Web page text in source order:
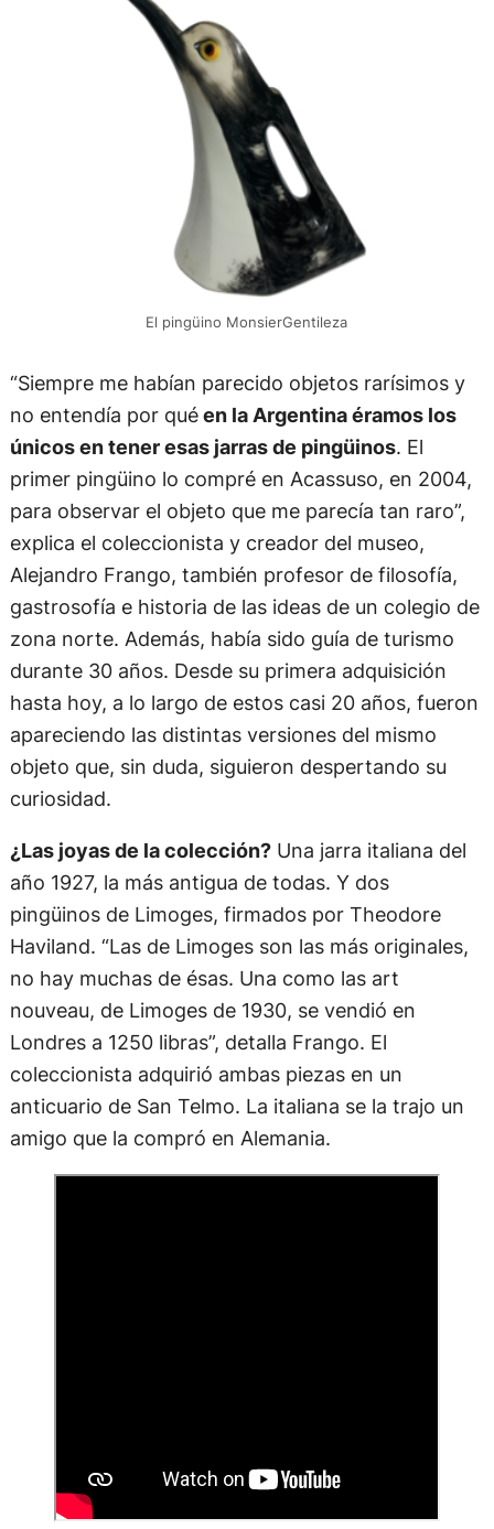
El pingüino MonsierGentileza
“Siempre me habían parecido objetos rarísimos y
no entendía por quéen la Argentina éramos los
únicos en tener esas jarras de pingüinos. El
primer pingüino lo compré en Acassuso, en 2004,
para observar el objeto que me parecía tan raro”,
explica el coleccionista y creador del museo,
Alejandro Frango, también profesor de filosofía,
gastrosofía e historia de las ideas de un colegio de
zona norte. Además, había sido guía de turismo
durante 30 años. Desde su primera adquisición
hasta hoy, a lo largo de estos casi 20 años, fueron
apareciendo las distintas versiones del mismo
objeto que, sin duda, siguieron despertando su
curiosidad.
¿Las joyas de la colección?Una jarra italiana del
año 1927, la más antigua de todas. Y dos
pingüinos de Limoges, firmados por Theodore
Haviland. “Las de Limoges son las más originales,
no hay muchas de ésas. Una como las art
nouveau, de Limoges de 1930, se vendió en
Londres a 1250 libras”, detalla Frango. El
coleccionista adquirió ambas piezas en un
anticuario de San Telmo. La italiana se la trajo un
amigo que la compró en Alemania.